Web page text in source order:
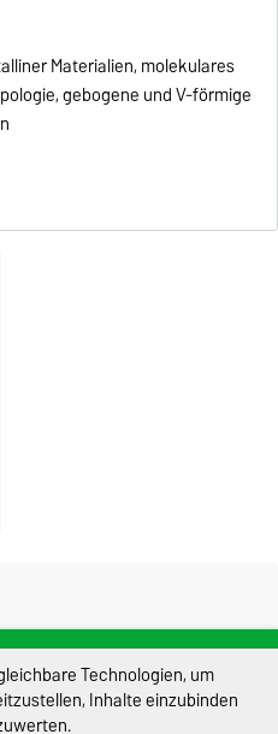
Materialien, molekulares
gebogene und V-förmige
Technologien, um
Inhalte einzubinden